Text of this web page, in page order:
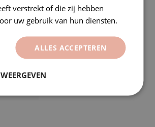
verstrekt of die zij hebben
uw gebruik van hun diensten.
ALLES ACCEPTEREN